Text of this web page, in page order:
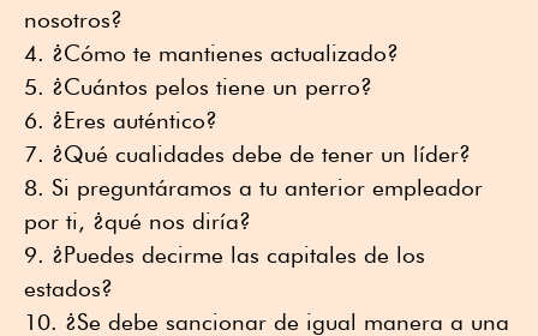
nosotros?
¿Cómo te mantienes actualizado?
¿Cuántos pelos tiene un perro?
¿Eres auténtico?
¿Qué cualidades debe de tener un líder?
Si preguntáramos a tu anterior empleador
por ti, ¿qué nos diría?
¿Puedes decirme las capitales de los
estados?
¿Se debe sancionar de igual manera a una